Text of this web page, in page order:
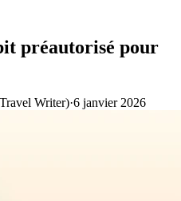
préautorisé pour
Writer)·6 janvier 2026